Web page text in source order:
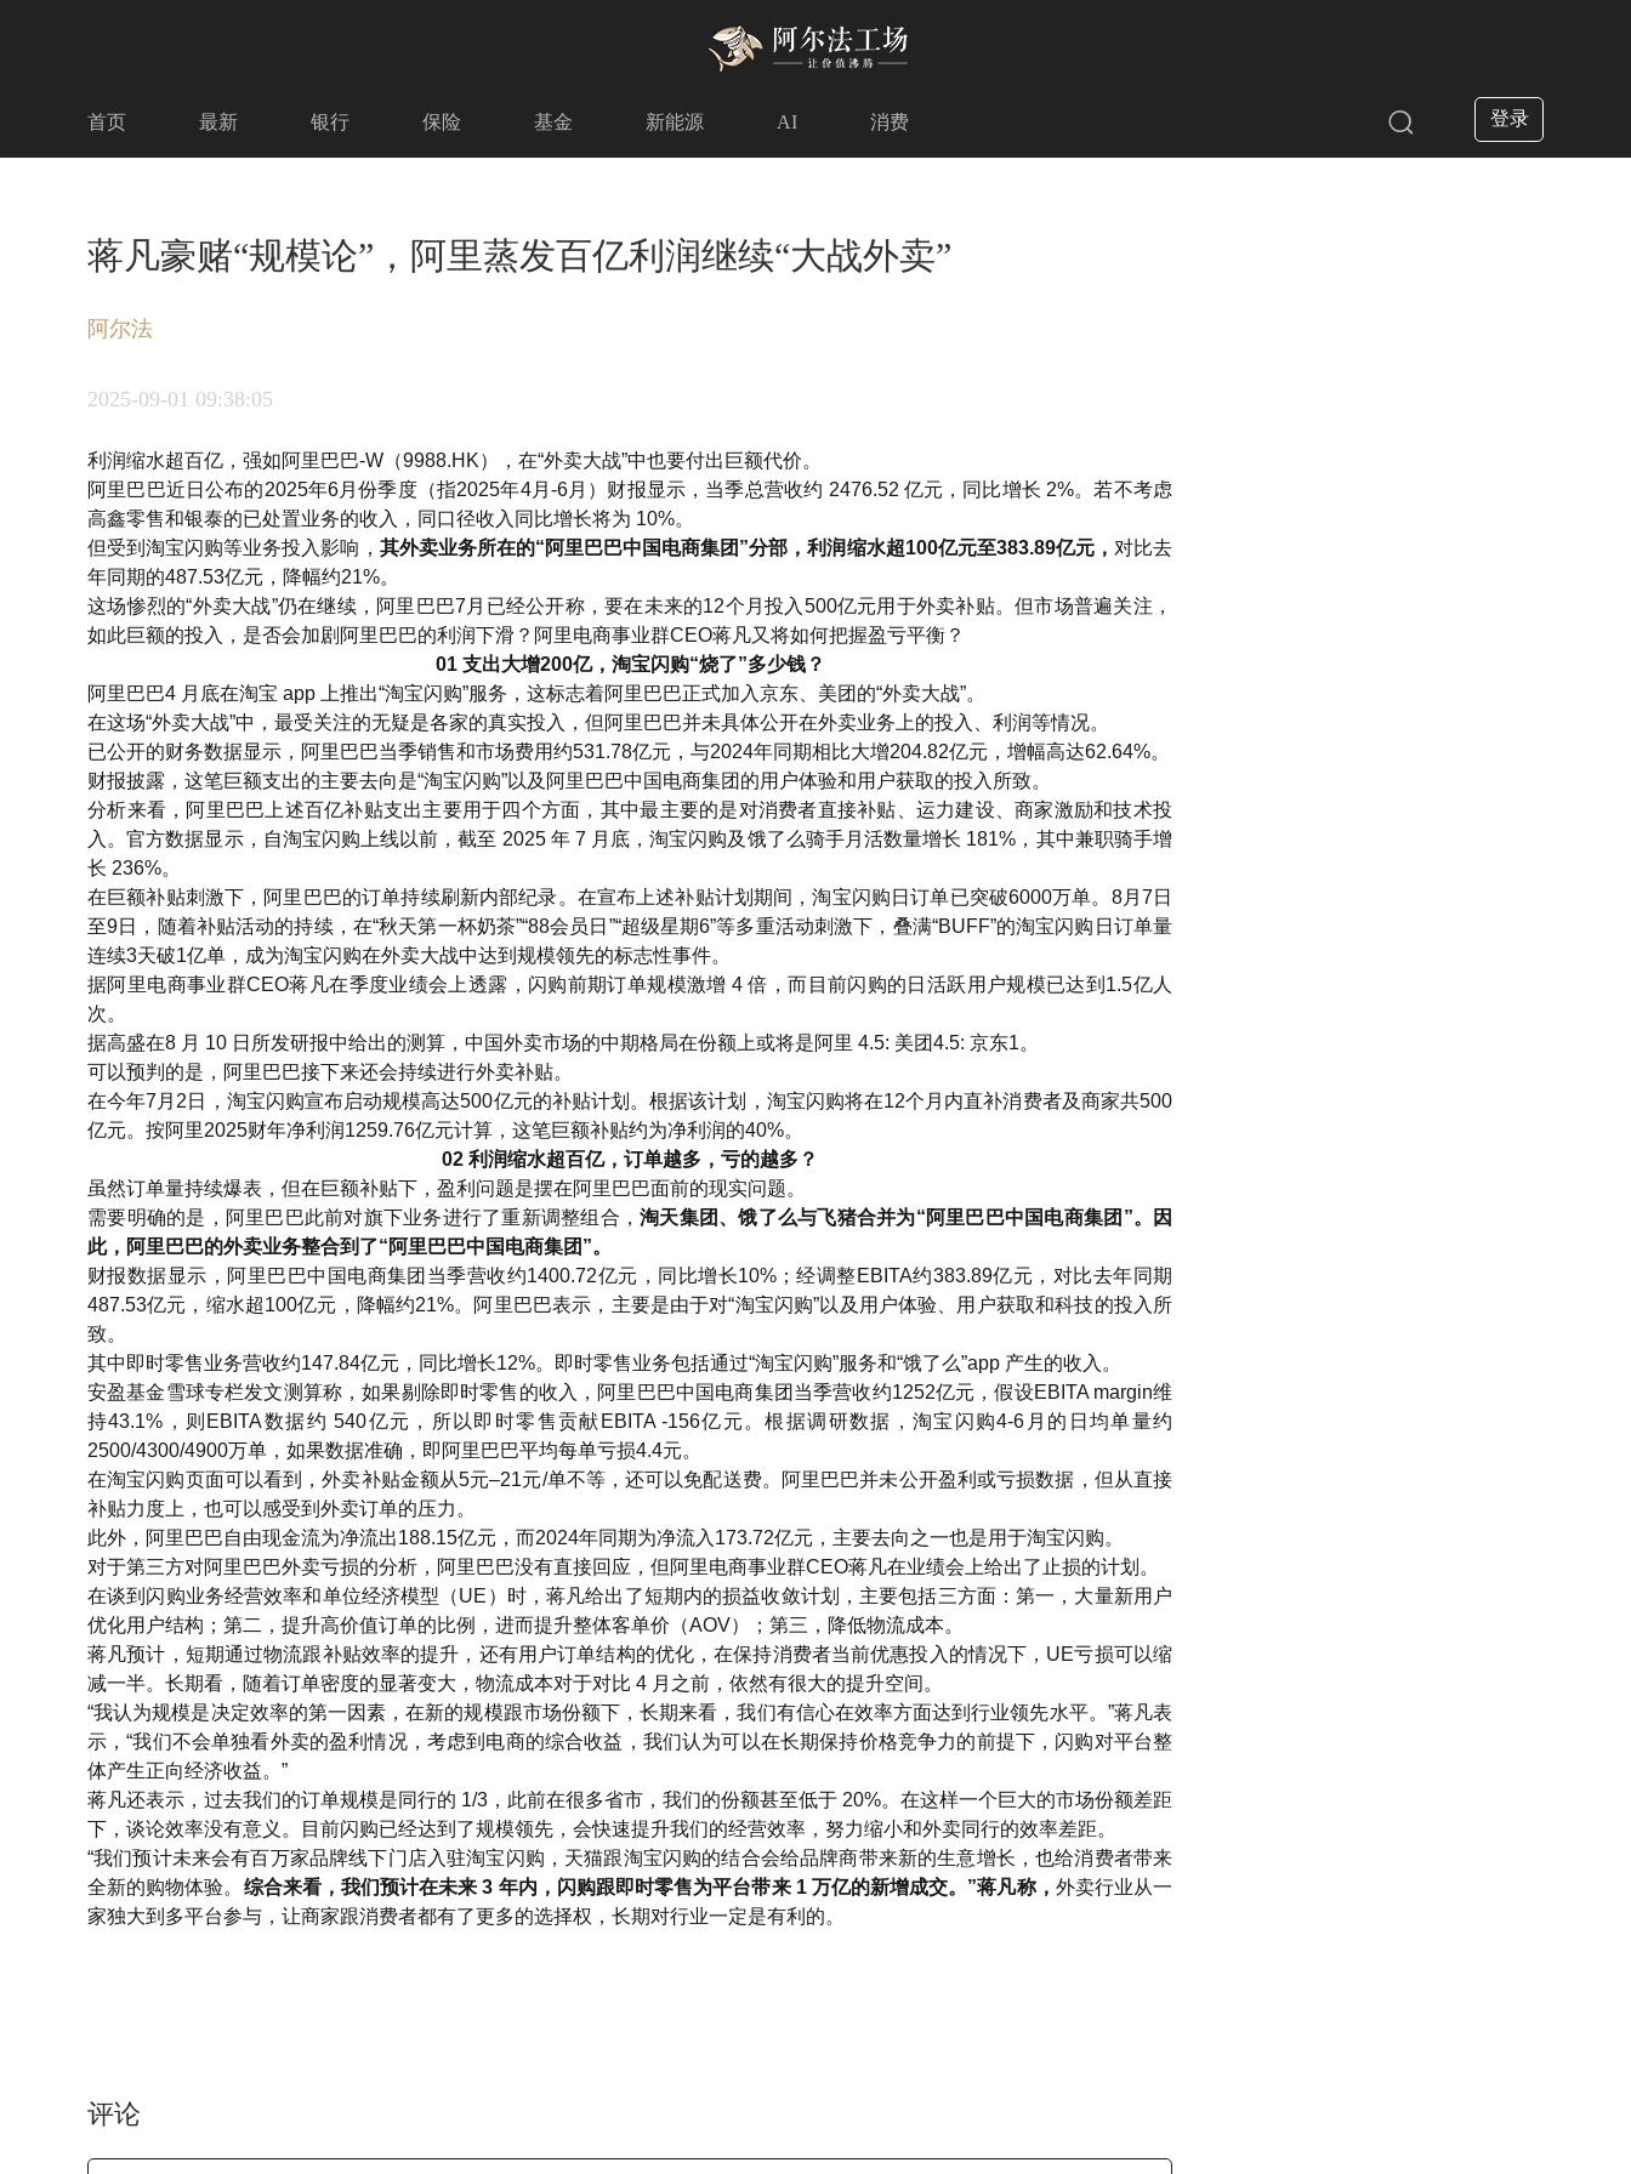
首页 最新 银行 保险 基金 新能源 AI 消费  登录
蒋凡豪赌“规模论”，阿里蒸发百亿利润继续“大战外卖”
阿尔法
2025-09-01 09:38:05
利润缩水超百亿，强如阿里巴巴-W（9988.HK），在“外卖大战”中也要付出巨额代价。
阿里巴巴近日公布的2025年6月份季度（指2025年4月-6月）财报显示，当季总营收约 2476.52 亿元，同比增长 2%。若不考虑
高鑫零售和银泰的已处置业务的收入，同口径收入同比增长将为 10%。
但受到淘宝闪购等业务投入影响， 其外卖业务所在的“阿里巴巴中国电商集团”分部，利润缩水超100亿元至383.89亿元， 对比去
年同期的487.53亿元，降幅约21%。
这场惨烈的“外卖大战”仍在继续，阿里巴巴7月已经公开称，要在未来的12个月投入500亿元用于外卖补贴。但市场普遍关注，
如此巨额的投入，是否会加剧阿里巴巴的利润下滑？阿里电商事业群CEO蒋凡又将如何把握盈亏平衡？
01 支出大增200亿，淘宝闪购“烧了”多少钱？
阿里巴巴4 月底在淘宝 app 上推出“淘宝闪购”服务，这标志着阿里巴巴正式加入京东、美团的“外卖大战”。
在这场“外卖大战”中，最受关注的无疑是各家的真实投入，但阿里巴巴并未具体公开在外卖业务上的投入、利润等情况。
已公开的财务数据显示，阿里巴巴当季销售和市场费用约531.78亿元，与2024年同期相比大增204.82亿元，增幅高达62.64%。
财报披露，这笔巨额支出的主要去向是“淘宝闪购”以及阿里巴巴中国电商集团的用户体验和用户获取的投入所致。
分析来看，阿里巴巴上述百亿补贴支出主要用于四个方面，其中最主要的是对消费者直接补贴、运力建设、商家激励和技术投
入。官方数据显示，自淘宝闪购上线以前，截至 2025 年 7 月底，淘宝闪购及饿了么骑手月活数量增长 181%，其中兼职骑手增
长 236%。
在巨额补贴刺激下，阿里巴巴的订单持续刷新内部纪录。在宣布上述补贴计划期间，淘宝闪购日订单已突破6000万单。8月7日
至9日，随着补贴活动的持续，在“秋天第一杯奶茶”“88会员日”“超级星期6”等多重活动刺激下，叠满“BUFF”的淘宝闪购日订单量
连续3天破1亿单，成为淘宝闪购在外卖大战中达到规模领先的标志性事件。
据阿里电商事业群CEO蒋凡在季度业绩会上透露，闪购前期订单规模激增 4 倍，而目前闪购的日活跃用户规模已达到1.5亿人
次。
据高盛在8 月 10 日所发研报中给出的测算，中国外卖市场的中期格局在份额上或将是阿里 4.5: 美团4.5: 京东1。
可以预判的是，阿里巴巴接下来还会持续进行外卖补贴。
在今年7月2日，淘宝闪购宣布启动规模高达500亿元的补贴计划。根据该计划，淘宝闪购将在12个月内直补消费者及商家共500
亿元。按阿里2025财年净利润1259.76亿元计算，这笔巨额补贴约为净利润的40%。
02 利润缩水超百亿，订单越多，亏的越多？
虽然订单量持续爆表，但在巨额补贴下，盈利问题是摆在阿里巴巴面前的现实问题。
需要明确的是，阿里巴巴此前对旗下业务进行了重新调整组合，淘天集团、饿了么与飞猪合并为“阿里巴巴中国电商集团”。因
此，阿里巴巴的外卖业务整合到了“阿里巴巴中国电商集团”。
财报数据显示，阿里巴巴中国电商集团当季营收约1400.72亿元，同比增长10%；经调整EBITA约383.89亿元，对比去年同期
487.53亿元，缩水超100亿元，降幅约21%。阿里巴巴表示，主要是由于对“淘宝闪购”以及用户体验、用户获取和科技的投入所
致。
其中即时零售业务营收约147.84亿元，同比增长12%。即时零售业务包括通过“淘宝闪购”服务和“饿了么”app 产生的收入。
安盈基金雪球专栏发文测算称，如果剔除即时零售的收入，阿里巴巴中国电商集团当季营收约1252亿元，假设EBITA margin维
持43.1%，则EBITA数据约 540亿元，所以即时零售贡献EBITA -156亿元。根据调研数据，淘宝闪购4-6月的日均单量约
2500/4300/4900万单，如果数据准确，即阿里巴巴平均每单亏损4.4元。
在淘宝闪购页面可以看到，外卖补贴金额从5元–21元/单不等，还可以免配送费。阿里巴巴并未公开盈利或亏损数据，但从直接
补贴力度上，也可以感受到外卖订单的压力。
此外，阿里巴巴自由现金流为净流出188.15亿元，而2024年同期为净流入173.72亿元，主要去向之一也是用于淘宝闪购。
对于第三方对阿里巴巴外卖亏损的分析，阿里巴巴没有直接回应，但阿里电商事业群CEO蒋凡在业绩会上给出了止损的计划。
在谈到闪购业务经营效率和单位经济模型（UE）时，蒋凡给出了短期内的损益收敛计划，主要包括三方面：第一，大量新用户
优化用户结构；第二，提升高价值订单的比例，进而提升整体客单价（AOV）；第三，降低物流成本。
蒋凡预计，短期通过物流跟补贴效率的提升，还有用户订单结构的优化，在保持消费者当前优惠投入的情况下，UE亏损可以缩
减一半。长期看，随着订单密度的显著变大，物流成本对于对比 4 月之前，依然有很大的提升空间。
“我认为规模是决定效率的第一因素，在新的规模跟市场份额下，长期来看，我们有信心在效率方面达到行业领先水平。”蒋凡表
示，“我们不会单独看外卖的盈利情况，考虑到电商的综合收益，我们认为可以在长期保持价格竞争力的前提下，闪购对平台整
体产生正向经济收益。”
蒋凡还表示，过去我们的订单规模是同行的 1/3，此前在很多省市，我们的份额甚至低于 20%。在这样一个巨大的市场份额差距
下，谈论效率没有意义。目前闪购已经达到了规模领先，会快速提升我们的经营效率，努力缩小和外卖同行的效率差距。
“我们预计未来会有百万家品牌线下门店入驻淘宝闪购，天猫跟淘宝闪购的结合会给品牌商带来新的生意增长，也给消费者带来
全新的购物体验。 综合来看，我们预计在未来 3 年内，闪购跟即时零售为平台带来 1 万亿的新增成交。”蒋凡称， 外卖行业从一
家独大到多平台参与，让商家跟消费者都有了更多的选择权，长期对行业一定是有利的。
评论